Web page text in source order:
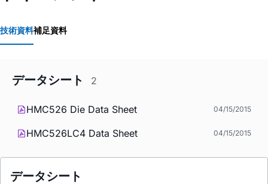
技術資料補足資料
データシート 2
HMC526 Die Data Sheet 04/15/2015
HMC526LC4 Data Sheet 04/15/2015
データシート